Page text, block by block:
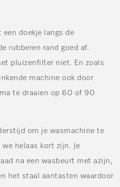
een doekje langs de
rubberen rand goed af.
pluizenfilter niet. En zoals
machine ook door
te draaien op 60 of 90
om je wasmachine te
helaas kort zijn. Je
na een wasbeurt met azijn,
het staal aantasten waardoor